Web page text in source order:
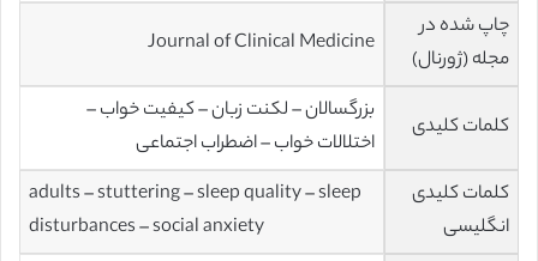
چاپ شده در
مجله (ژورنال)
Journal of Clinical Medicine
کلمات کلیدی
بزرگسالان – لکنت زبان – کیفیت خواب –
اختلالات خواب – اضطراب اجتماعی
کلمات کلیدی
انگلیسی
adults – stuttering – sleep quality – sleep
disturbances – social anxiety